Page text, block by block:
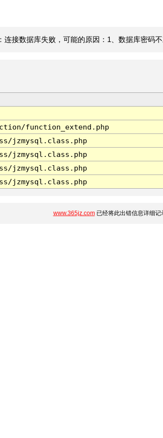
连接数据库失败，可能的原因：1、数据库密码不
function_extend.php
jzmysql.class.php
jzmysql.class.php
jzmysql.class.php
jzmysql.class.php
www.365jz.com已经将此出错信息详细记